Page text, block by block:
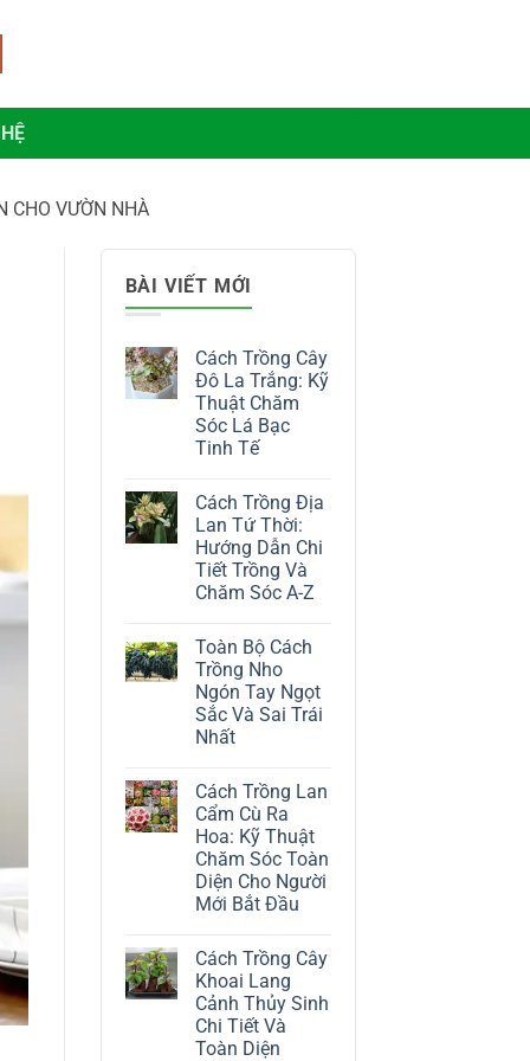
CHO VƯỜN NHÀ
BÀI VIẾT MỚI
Cách Trồng Cây
Đô La Trắng: Kỹ
Thuật Chăm
Sóc Lá Bạc
Tinh Tế
bình
luận
ở
Cách
Trồng
Cây
Đô
Kỹ
Thuật
Chăm
Sóc
Lá
Bạc
Tinh
Cách Trồng Địa
Lan Tứ Thời:
Hướng Dẫn Chi
Tiết Trồng Và
Chăm Sóc A-Z
bình
luận
Cách
Trồng
Địa
Lan
Hướng
Dẫn
Chi
Tiết
Trồng
Và
Chăm
Sóc
A-
Toàn Bộ Cách
Trồng Nho
Ngón Tay Ngọt
Sắc Và Sai Trái
Nhất
bình
luận
ở
Toàn
Bộ
Cách
Trồng
Nho
Ngón
Sắc
Và
Sai
Trái
Nhất
Cách Trồng Lan
Cẩm Cù Ra
Hoa: Kỹ Thuật
Chăm Sóc Toàn
Diện Cho Người
Mới Bắt Đầu
bình
luận
ở
Cách
Trồng
Lan
Cẩm
Cách Trồng Cây
Khoai Lang
Cảnh Thủy Sinh
Chi Tiết Và
Toàn Diện